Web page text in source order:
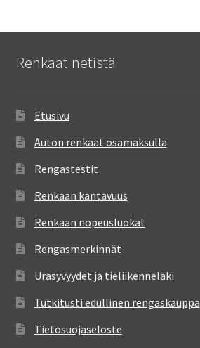
Renkaat netistä
Etusivu
Auton renkaat osamaksulla
Rengastestit
Renkaan kantavuus
Renkaan nopeusluokat
Rengasmerkinnät
Urasyvyydet ja tieliikennelaki
Tutkitusti edullinen rengaskauppa
Tietosuojaseloste